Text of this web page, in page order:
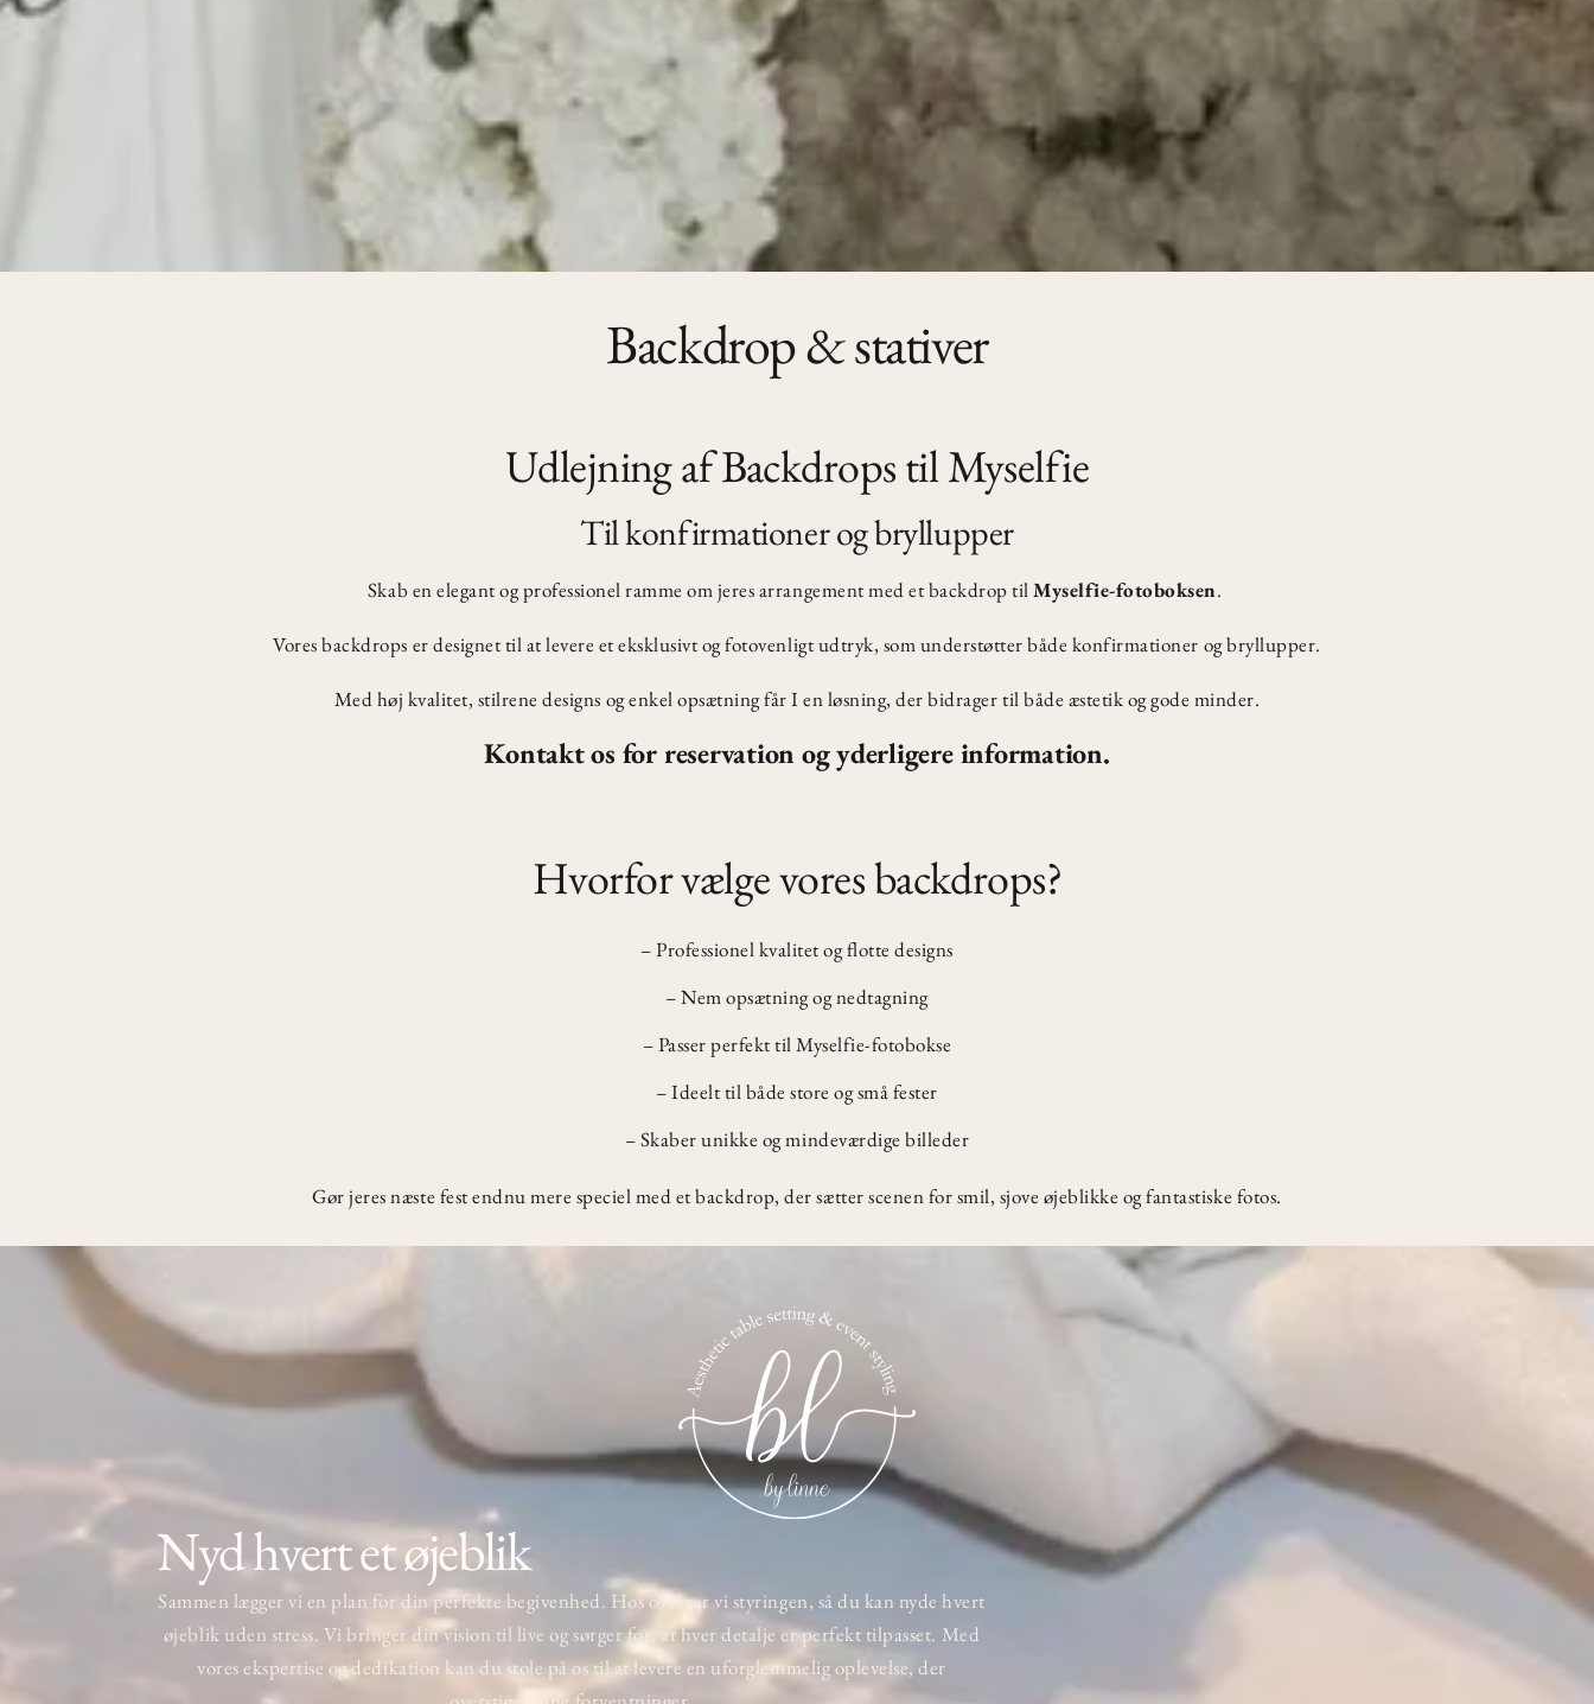
Backdrop & stativer
Udlejning af Backdrops til Myselfie
Til konfirmationer og bryllupper
Skab en elegant og professionel ramme om jeres arrangement med et backdrop tilMyselfie-fotoboksen.
Vores backdrops er designet til at levere et eksklusivt og fotovenligt udtryk, som understøtter både konfirmationer og bryllupper.
Med høj kvalitet, stilrene designs og enkel opsætning får I en løsning, der bidrager til både æstetik og gode minder.
Kontakt os for reservation og yderligere information.
Hvorfor vælge vores backdrops?
– Professionel kvalitet og flotte designs
– Nem opsætning og nedtagning
– Passer perfekt til Myselfie-fotobokse
– Ideelt til både store og små fester
– Skaber unikke og mindeværdige billeder
Gør jeres næste fest endnu mere speciel med et backdrop, der sætter scenen for smil, sjove øjeblikke og fantastiske fotos.
Nyd hvert et øjeblik
Sammen lægger vi en plan for din perfekte begivenhed. Hos os tager vi styringen, så du kan nyde hvert
øjeblik uden stress. Vi bringer din vision til live og sørger for, at hver detalje er perfekt tilpasset. Med
vores ekspertise og dedikation kan du stole på os til at levere en uforglemmelig oplevelse, der